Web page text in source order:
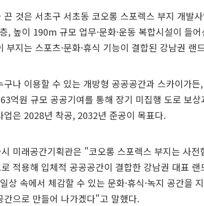
끈 것은 서초구 서초동 코오롱 스포렉스 부지 개발
, 높이 190m 규모 업무·문화·운동 복합시설이 들
부지는 스포츠·문화·휴식 기능이 결합된 강남권 랜
구나 이용할 수 있는 개방형 공공공간과 스카이가든
억원 규모 공공기여를 통해 장기 미집행 도로 보
업은 2028년 착공, 2032년 준공이 목표다.
미래공간기획관은 "코오롱 스포렉스 부지는 사전
적용해 입체적 공공공간이 결합한 강남권 대표
상 속에서 체감할 수 있는 문화·휴식·녹지 공간을
간으로 만들어 나가겠다"고 말했다.